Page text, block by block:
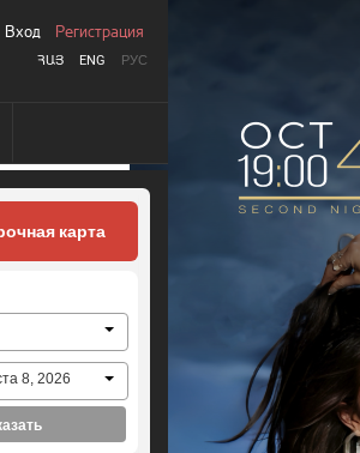
ՀԱՅ ENG РУС
Вход Регистрация
карта
8, 2026